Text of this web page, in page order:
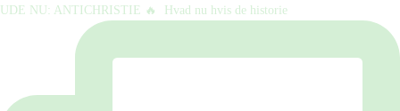
UDE NU: ANTICHRISTIE 🔥⁠ ⁠ Hvad nu hvis de historie